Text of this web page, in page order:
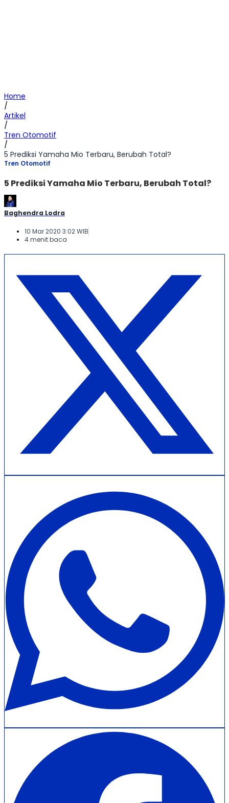
Home
/
Artikel
/
Tren Otomotif
/
5 Prediksi Yamaha Mio Terbaru, Berubah Total?
Tren Otomotif
5 Prediksi Yamaha Mio Terbaru, Berubah Total?
Baghendra Lodra
10 Mar 2020 3:02 WIB
4 menit baca